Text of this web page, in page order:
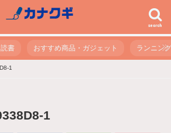
search
読書 おすすめ商品・ガジェット ランニング
1
1